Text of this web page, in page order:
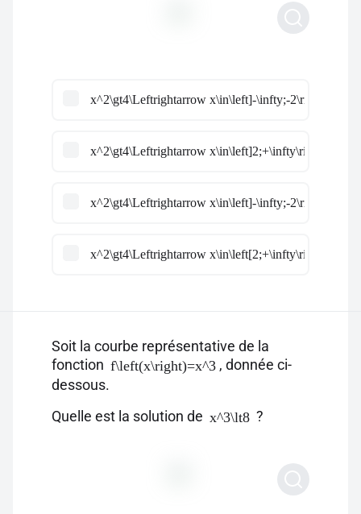
x^2\gt4\Leftrightarrow x\in\left]-\infty;-2\right]
x^2\gt4\Leftrightarrow x\in\left]2;+\infty\right[
x^2\gt4\Leftrightarrow x\in\left]-\infty;-
x^2\gt4\Leftrightarrow x\in\left[2;+\infty\right[
Soit la courbe représentative de la
fonction f\left(x\right)=x^3 , donnée ci-
dessous.
Quelle est la solution de x^3\lt8 ?